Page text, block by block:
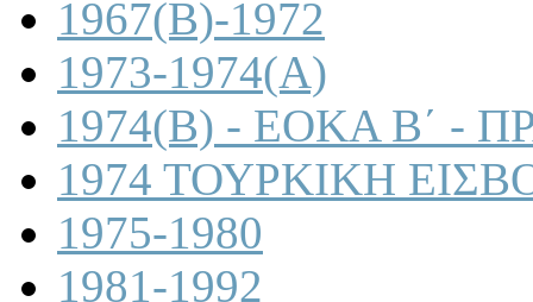
1967(B)-1972
1973-1974(A)
1974(B) - ΕΟΚΑ Β΄ -
1974 ΤΟΥΡΚΙΚΗ
1975-1980
1981-1992